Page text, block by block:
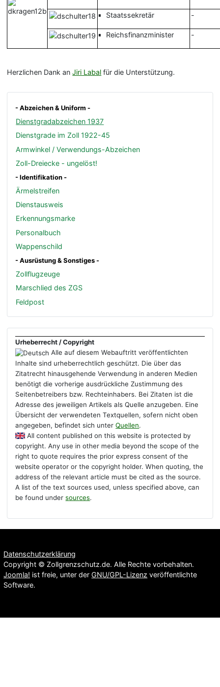
- Abzeichen & Uniform -
Dienstgradabzeichen 1937
Dienstgrade im Zoll 1922-45
Armwinkel / Verwendungs-Abzeichen
Zoll-Dreiecke - ungelöst!
- Identifikation -
Ärmelstreifen
Dienstausweis
Erkennungsmarke
Personalbuch
Wappenschild
- Ausrüstung & Sonstiges -
Zollflugzeuge
Marschlied des ZGS
Feldpost
Staatssekretär -
Reichsfinanzminister -
Herzlichen Dank anJiri Labal für die Unterstützung.
Urheberrecht / Copyright
Alle auf diesem Webauftritt veröffentlichten
Inhalte sind urheberrechtlich geschützt. Die über das
Zitatrecht hinausgehende Verwendung in anderen Medien
benötigt die vorherige ausdrückliche Zustimmung des
Seitenbetreibers bzw. Rechteinhabers. Bei Zitaten ist die
Adresse des jeweiligen Artikels als Quelle anzugeben. Eine
Übersicht der verwendeten Textquellen, sofern nicht oben
angegeben, befindet sich unterQuellen.
All content published on this website is protected by
copyright. Any use in other media beyond the scope of the
right to quote requires the prior express consent of the
website operator or the copyright holder. When quoting, the
address of the relevant article must be cited as the source.
A list of the text sources used, unless specified above, can
be found undersources.
Datenschutzerklärung
Copyright © Zollgrenzschutz.de. Alle Rechte vorbehalten.
Joomla! ist freie, unter derGNU/GPL-Lizenz veröffentlichte
Software.